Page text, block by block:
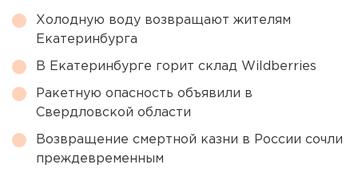
Холодную воду возвращают жителям
Екатеринбурга
В Екатеринбурге горит склад Wildberries
Ракетную опасность объявили в
Свердловской области
Возвращение смертной казни в России сочли
преждевременным